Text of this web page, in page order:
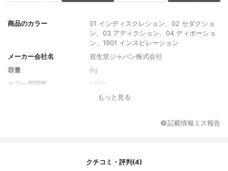
商品のカラー
01 インディスクレション、02 セダクショ
ン、03 アディクション、04 ディボーショ
ン、1901 インスピレーション
メーカー会社名
資生堂ジャパン株式会社
容量
9g
カラー展開数
5種類
04 ディボーション
もっと見る
記載情報ミス報告
クチコミ・評判(4)